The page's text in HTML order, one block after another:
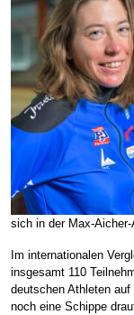
sich in der Max-
Im internationalen
insgesamt 110
deutschen Athleten
noch eine Schippe